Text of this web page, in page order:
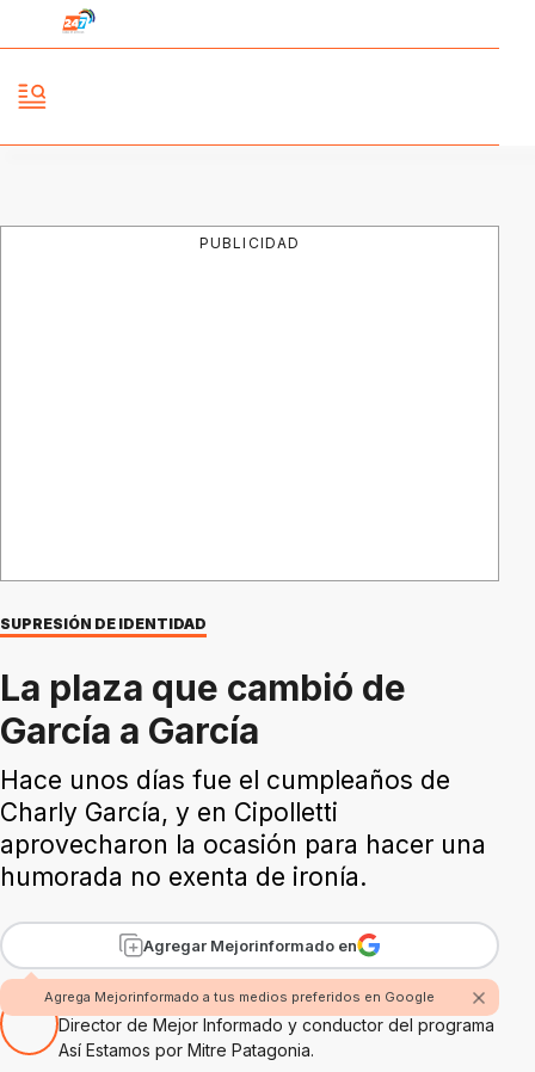
PUBLICIDAD
SUPRESIÓN DE IDENTIDAD
La plaza que cambió de
García a García
Hace unos días fue el cumpleaños de
Charly García, y en Cipolletti
aprovecharon la ocasión para hacer una
humorada no exenta de ironía.
Agregar Mejorinformado en
Agrega Mejorinformado a tus medios preferidos en Google
Por Rubén Boggi
Director de Mejor Informado y conductor del programa
Así Estamos por Mitre Patagonia.